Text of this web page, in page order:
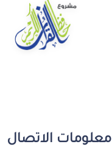
معلومات الاتصال